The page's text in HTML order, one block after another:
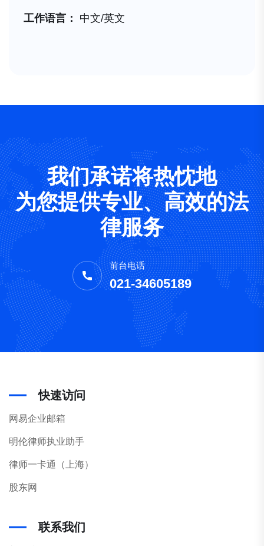
工作语言： 中文/英文
我们承诺将热忱地
为您提供专业、高效的法
律服务
前台电话
021-34605189
快速访问
网易企业邮箱
明伦律师执业助手
律师一卡通（上海）
股东网
联系我们